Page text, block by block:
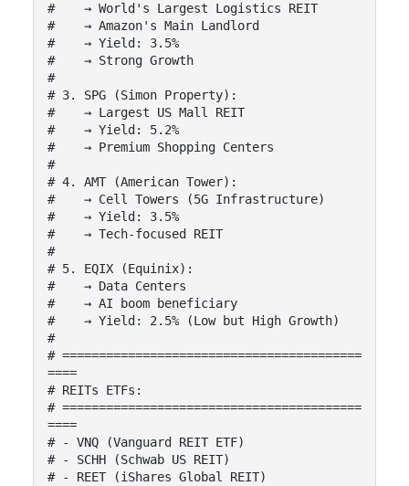
#    → World's Largest Logistics REIT
#    → Amazon's Main Landlord
#    → Yield: 3.5%
#    → Strong Growth
#
# 3. SPG (Simon Property):
#    → Largest US Mall REIT
#    → Yield: 5.2%
#    → Premium Shopping Centers
#
# 4. AMT (American Tower):
#    → Cell Towers (5G Infrastructure)
#    → Yield: 3.5%
#    → Tech-focused REIT
#
# 5. EQIX (Equinix):
#    → Data Centers
#    → AI boom beneficiary
#    → Yield: 2.5% (Low but High Growth)
#
# =========================================
====
# REITs ETFs:
# =========================================
====
# - VNQ (Vanguard REIT ETF)
# - SCHH (Schwab US REIT)
# - REET (iShares Global REIT)